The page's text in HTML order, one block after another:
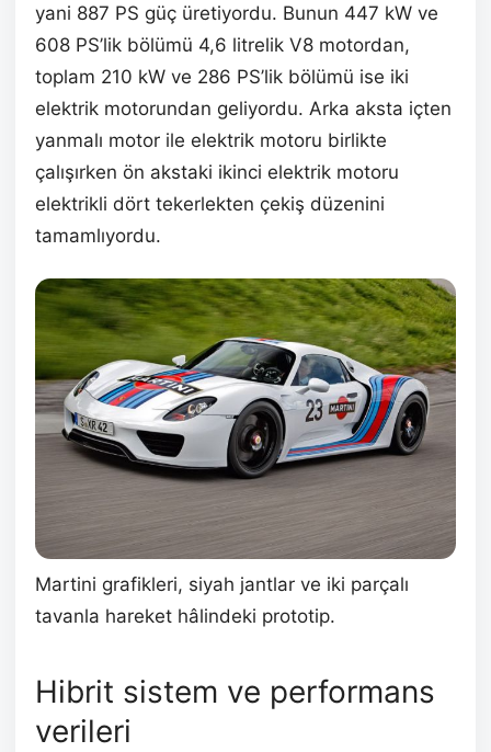
yani 887 PS güç üretiyordu. Bunun 447 kW ve
608 PS’lik bölümü 4,6 litrelik V8 motordan,
toplam 210 kW ve 286 PS’lik bölümü ise iki
elektrik motorundan geliyordu. Arka aksta içten
yanmalı motor ile elektrik motoru birlikte
çalışırken ön akstaki ikinci elektrik motoru
elektrikli dört tekerlekten çekiş düzenini
tamamlıyordu.
Martini grafikleri, siyah jantlar ve iki parçalı
tavanla hareket hâlindeki prototip.
Hibrit sistem ve performans
verileri